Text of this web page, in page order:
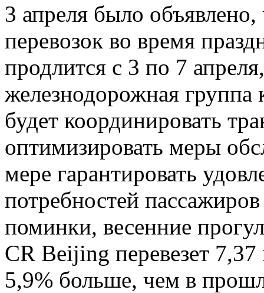
3 апреля было
перевозок во время
продлится с 3 по 7
железнодорожная
будет координировать
оптимизировать меры
мере гарантировать
потребностей
поминки, весенние
CR Beijing перевезет
5,9% больше, чем в